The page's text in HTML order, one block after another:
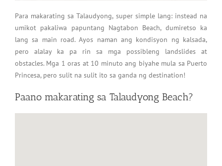
Para makarating sa Talaudyong, super simple lang: instead na
umikot pakaliwa papuntang Nagtabon Beach, dumiretso ka
lang sa main road. Ayos naman ang kondisyon ng kalsada,
pero alalay ka pa rin sa mga possibleng landslides at
obstacles. Mga 1 oras at 10 minuto ang biyahe mula sa Puerto
Princesa, pero sulit na sulit ito sa ganda ng destination!
Paano makarating sa Talaudyong Beach?